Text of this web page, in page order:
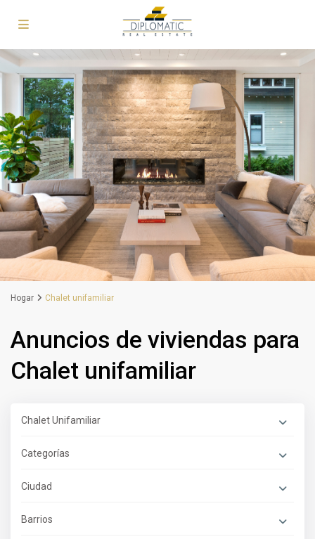
Hogar Chalet unifamiliar
Anuncios de viviendas para
Chalet unifamiliar
Chalet Unifamiliar
Categorías
Ciudad
Barrios